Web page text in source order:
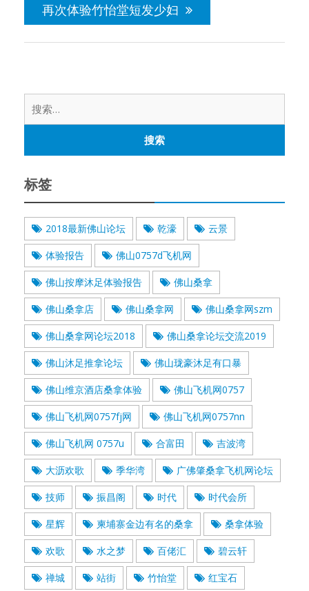
再次体验竹怡堂短发少妇
标签
2018最新佛山论坛 乾濠 云景
体验报告 佛山0757d飞机网
佛山按摩沐足体验报告 佛山桑拿
佛山桑拿店 佛山桑拿网 佛山桑拿网szm
佛山桑拿网论坛2018 佛山桑拿论坛交流2019
佛山沐足推拿论坛 佛山珑豪沐足有口暴
佛山维京酒店桑拿体验 佛山飞机网0757
佛山飞机网0757fj网 佛山飞机网0757nn
佛山飞机网 0757u 合富田 吉波湾
大沥欢歌 季华湾 广佛肇桑拿飞机网论坛
技师 振昌阁 时代 时代会所
星辉 柬埔寨金边有名的桑拿 桑拿体验
欢歌 水之梦 百佬汇 碧云轩
禅城 站街 竹怡堂 红宝石